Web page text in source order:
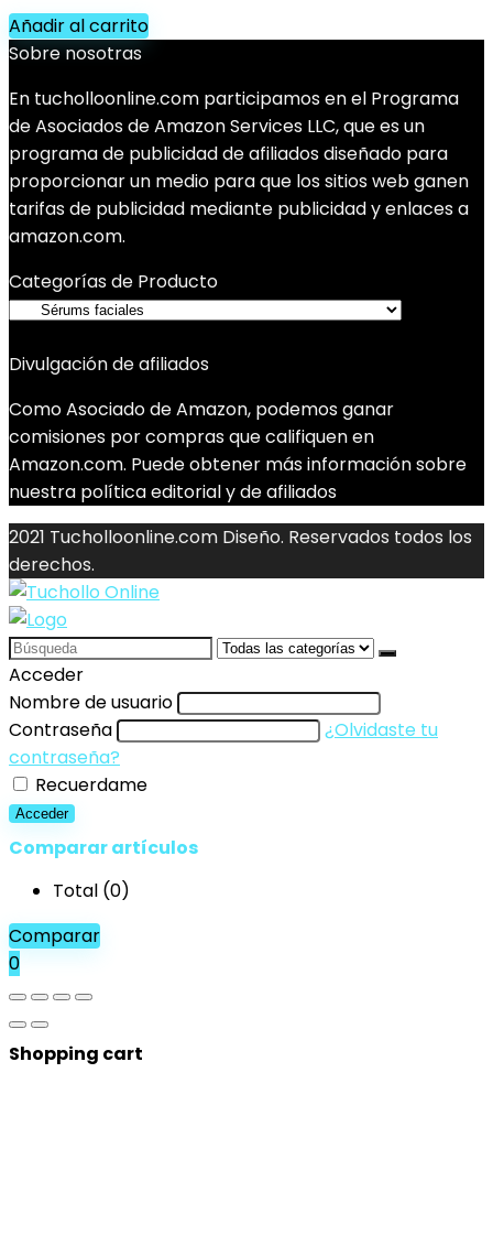
Añadir al carrito
Sobre nosotras
En tucholloonline.com participamos en el Programa
de Asociados de Amazon Services LLC, que es un
programa de publicidad de afiliados diseñado para
proporcionar un medio para que los sitios web ganen
tarifas de publicidad mediante publicidad y enlaces a
amazon.com.
Categorías de Producto
Divulgación de afiliados
Como Asociado de Amazon, podemos ganar
comisiones por compras que califiquen en
Amazon.com. Puede obtener más información sobre
nuestra política editorial y de afiliados
2021 Tucholloonline.com Diseño. Reservados todos los
derechos.
Search
for:
Acceder
Nombre de usuario
Contraseña
¿Olvidaste tu
contraseña?
Recuerdame
Acceder
Comparar artículos
Total (0)
Comparar
0
Shopping cart